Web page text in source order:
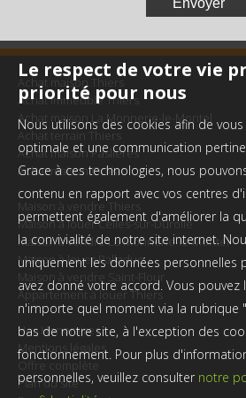
Achat maison Thiers
Achat immeuble Thiers
Achat maison La Monnerie-le-Montel
Achat terrain Thiers
Achat maison Paslières
Achat maison Orléat
Maison à vendre Thiers
Maison à louer Celles-sur-Durolle
Maison à vendre La Monnerie-le-Montel
Maison à louer Palladuc
Maison à vendre Saint-Flour
Appartement à louer Thiers
Nos Honoraires
Mentions légales
Offre complète
Plan du site
Le respect de votre vie
priorité pour nous
Nous utilisons des cookies afin de
optimale et une communication
Grace à ces technologies, nous
contenu en rapport avec vos centres
permettent également d'améliorer la
la convivialité de notre site internet.
uniquement les données personnelles
avez donné votre accord. Vous pouvez
n'importe quel moment via la rubrique
bas de notre site, à l'exception des
fonctionnement. Pour plus
personnelles, veuillez consulter notre